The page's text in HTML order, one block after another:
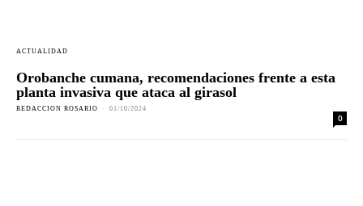
ACTUALIDAD
Orobanche cumana, recomendaciones frente a esta
planta invasiva que ataca al girasol
REDACCION ROSARIO - 01/10/2024
0